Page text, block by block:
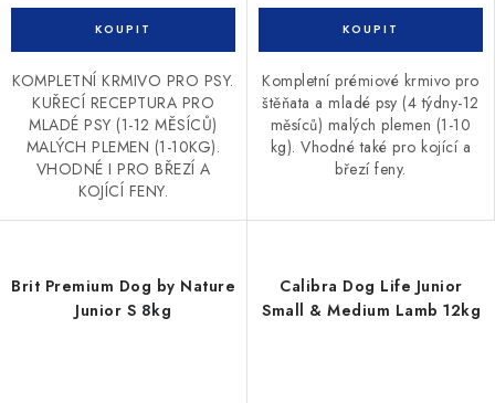
KOMPLETNÍ KRMIVO PRO PSY.
KUŘECÍ RECEPTURA PRO
MLADÉ PSY (1-12 MĚSÍCŮ)
MALÝCH PLEMEN (1-10KG).
VHODNÉ I PRO BŘEZÍ A
KOJÍCÍ FENY.
Kompletní prémiové krmivo pro
štěňata a mladé psy (4 týdny-12
měsíců) malých plemen (1-10
kg). Vhodné také pro kojící a
březí feny.
Brit Premium Dog by Nature
Junior S 8kg
Calibra Dog Life Junior
Small & Medium Lamb 12kg